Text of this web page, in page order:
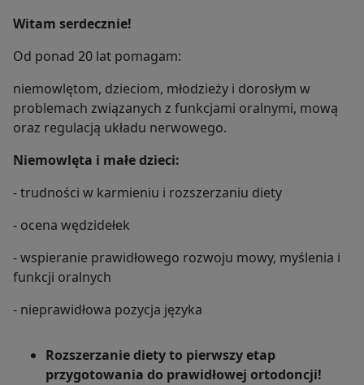
Witam serdecznie!
Od ponad 20 lat pomagam:
niemowlętom, dzieciom, młodzieży i dorosłym w
problemach związanych z funkcjami oralnymi, mową
oraz regulacją układu nerwowego.
Niemowlęta i małe dzieci:
- trudności w karmieniu i rozszerzaniu diety
- ocena wędzidełek
- wspieranie prawidłowego rozwoju mowy, myślenia i
funkcji oralnych
- nieprawidłowa pozycja języka
Rozszerzanie diety to pierwszy etap
przygotowania do prawidłowej ortodoncji!